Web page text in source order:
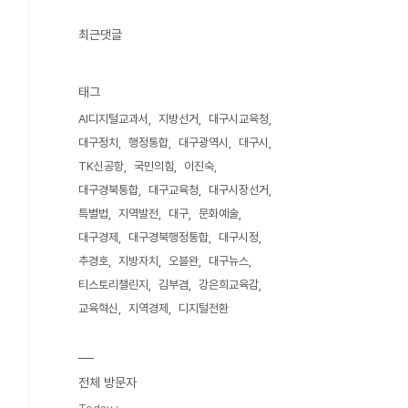
최근댓글
태그
AI디지털교과서 지방선거
대구시교육청
대구정치
행정통합 대구광역시
대구시
TK신공항
국민의힘
이진숙
대구경북통합
대구교육청
대구시장선거
특별법
지역발전 대구
문화예술
대구경제
대구경북행정통합
대구시정
추경호
지방자치 오블완
대구뉴스
티스토리챌린지
김부겸
강은희교육감
교육혁신
지역경제 디지털전환
전체 방문자